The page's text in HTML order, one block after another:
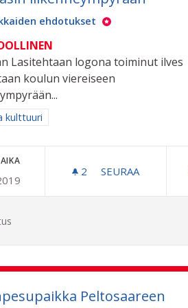
ehdotukset
Lasitehtaan logona toiminut ilves
koulun viereiseen
aihepiirin mukaan: Taide ja kulttuuri
kulttuuri
2 2 SEURAAJAA
SEURAA
Peltosaareen